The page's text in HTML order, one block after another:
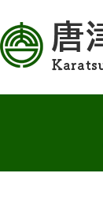
ー
ジ
の
ニ
ュ
ー